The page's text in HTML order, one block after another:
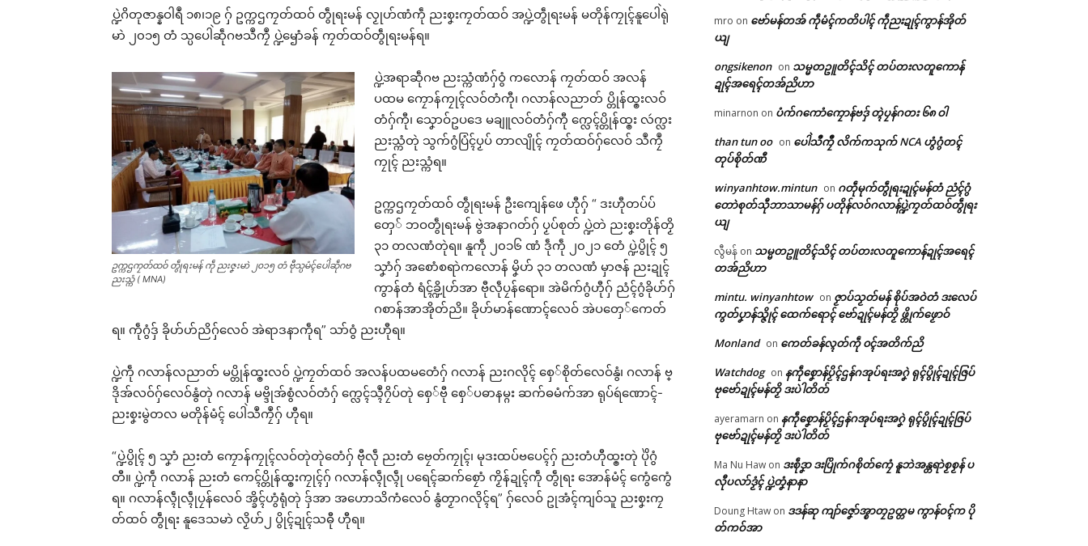
ဌာန်ပရိုၚ်ဗၠးၜးမန်
ပရိုၚ်လက္ကရဴအိုတ်
ညးဒါန်လိက်
ပ္ဍဲဂိတုဇာန္နဝါရဳ ၁၈၊၁၉ ဂှ် ဥက္ကဌကၠတ်ထဝ် တွဵုရးမန် လၟုဟ်ဏံကဵု ညးစၞးကၠတ်ထဝ် အပ္ဍဲတွဵုရးမန် မတိုန်ကၠုၚ်နူပေါဲရုဲ
မာဲ ၂၀၁၅ တံ သ္ပပေါဲဆဵုဂဗသဳကၠဳ ပ္ဍဲၝောံခန် ကၠတ်ထဝ်တွဵုရးမန်ရ။
ဥက္ကဌကၠတ်ထဝ် တွဵုရးမန် ကဵု ညးဇၞးမာဲ ၂၀၁၅ တံ ဗီုသ္ပမံၚ်ပေါဲဆဵုဂဗ
ညးသ္ကံ ( MNA)
ပ္ဍဲအရာဆဵုဂဗ ညးသ္ကံဏံဂှ်ဝွံ ကလောန် ကၠတ်ထဝ် အလန်
ပထမ ကၠောန်ကၠုၚ်လဝ်တံကီု၊ ဂလာန်လညာတ် ပ္တိုန်ထ္ၜးလဝ်
တံဂှ်ကီု၊ သၞောဝ်ဥပဒေ မချူလဝ်တံဂှ်ကီု က္လေၚ်ပ္တိုန်ထ္ၜး လဴက္လး
ညးသ္ကံတုဲ သွက်ဂွံပြံၚ်ပၟပ် တာလျိုၚ် ကၠတ်ထဝ်ဂှ်လေဝ် သဳကၠဳ
ကၠုၚ် ညးသ္ကံရ။
ဥက္ကဌကၠတ်ထဝ် တွဵုရးမန် ဦးကျေန်ဖေ ဟီုဂှ် “ ဒးဟီုတပ်ပ်
တှေ် ဘဝတွဵုရးမန် ဗွဲအနာဂတ်ဂှ် ပၟပ်စုတ် ပ္ဍဲတဲ ညးစၞးတိုန်တၟိ
၃၁ တလဏံတုဲရ။ နူကဵု ၂၀၁၆ ဏံ ဒဵုကဵု ၂၀၂၁ တေံ ပ္ဍဲပွိုၚ် ၅
သၞာံဂှ် အစောံစရာဲကလောန် မၞိဟ် ၃၁ တလဏံ မှာဇန် ညးဍုၚ်
ကွာန်တံ ရံၚ်ခ္ဍိုဟ်အာ ဗီုလဵုပၠန်ရော။ အဲမိက်ဂွံဟီုဂှ် ညံၚ်ဂွံခိုဟ်ဂှ်
ဂစာန်အာအိုတ်ညိ။ ခိုဟ်မာန်ဏောၚ်လေဝ် အဲပတှေ်ကေတ်
ရ။ ကဵုဂွံဒှ် ခိုဟ်ဟ်ညိဂှ်လေဝ် အဲရာဒနာကဵုရ” သာ်ဝွံ ညးဟီုရ။
ပ္ဍဲကဵု ဂလာန်လညာတ် မပ္တိုန်ထ္ၜးလဝ် ပ္ဍဲကၠတ်ထဝ် အလန်ပထမတေံဂှ် ဂလာန် ညးဂလိုၚ် စှေ်စိုတ်လေဝ်နွံ၊ ဂလာန် ဗ္
ဒိုအ်လဝ်ဂှ်လေဝ်နွံတုဲ ဂလာန် မဗ္ဒိုအ်စွံလဝ်တံဂှ် က္လေၚ်သ္ၚဳဂၠိပ်တုဲ စှေ်ဗီု စှေ်ပဓာနမ္ဂး ဆက်ဓမံက်အာ ရုပ်ရဴဏောၚ်-
ညးစၞးမွဲတလ မတိုန်မံၚ် ပေါဲသဳကၠဳဂှ် ဟီုရ။
“ပ္ဍဲပွိုၚ် ၅ သၞာံ ညးတံ ကၠောန်ကၠုၚ်လဝ်တုဲတုဲတေံဂှ် ဗီုလဵု ညးတံ ဗၠေတ်ကၠုၚ်၊ မုဒးထပ်ဗပေၚ်ဂှ် ညးတံဟီုထ္ၜးတုဲ ပိုဲဂွံ
တီ။ ပ္ဍဲကဵု ဂလာန် ညးတံ ကေၚ်ပ္တိုန်ထ္ၜးကၠုၚ်ဂှ် ဂလာန်လ္ၚဵုလ္ၚဵု ပရေၚ်ဆက်စၠောံ ကၟိန်ဍုၚ်ကဵု တွဵုရး အောန်မံၚ် ကွေံကွေံ
ရ။ ဂလာန်လ္ၚဵုလ္ၚဵုပၠန်လေဝ် အ္ခိၚ်ဟွံရုံတုဲ ဒှ်အာ အဟောသိကံလေဝ် နွံတၟာဂလိုၚ်ရ” ဂှ်လေဝ် ဥုအံၚ်ကျဝ်သူ ညးစၞးကၠ
တ်ထဝ် တွဵုရး နူဒေသမာဲ လၟိဟ်၂ ပွိုၚ်ဍုၚ်သဓီု ဟီုရ။
mro on ဗော်မန်တအ် ကဵုမံၚ်ကတိပါၚ် ကဵုညးဍုၚ်ကွာန်အိုတ်
ယျ
ongsikenon on သမ္မတဥူတိၚ်သိၚ် တပ်တးလတူကောန်
ဍုၚ်အရေၚ်တအ်ညိဟာ
minarnon on ပံက်ဂကောံကၠောန်ဗဒှ် တ္ၚဲပၠန်ဂတး ၆၈ ဝါ
than tun oo on ပေါဲသဳကၠဳ လိက်ကသုက် NCA ဟွံဂွံတၚ်
တုပ်စိုတ်ဏီ
winyanhtow.mintun on ဂတဵုမုက်တွဵုရးဍုၚ်မန်တံ ညံၚ်ဂွံ
တောဲစုတ်သီုဘာသာမန်ဂှ် ပတိုန်လဝ်ဂလာန်ပ္ဍဲကၠတ်ထဝ်တွဵုရး
ယျ
လွီမန် on သမ္မတဥူတိၚ်သိၚ် တပ်တးလတူကောန်ဍုၚ်အရေၚ်
တအ်ညိဟာ
mintu. winyanhtow on ဇၟာပ်သၟတ်မန် စိုပ်အဝဲတံ ဒးလေပ်
ကွတ်ပၞာန်သ္ဇိုၚ် ထေက်ရောၚ် ဗော်ဍုၚ်မန်တၟိ ဖ္တိုက်ဖၟောဝ်
Monland on ကေတ်ခန်လ္ၚတ်ကဵု ၀ၚ်အတိက်ညိ
Watchdog on နကဵုစၞောန်ပၟိၚ်ဌန်ဂအုပ်ရးအဂၞဲ ရုၚ်ပွိုၚ်ဍုၚ်ဇြပ်
ဗုဗော်ဍုၚ်မန်တၟိ ဒးပဲါတိတ်
ayeramarn on နကဵုစၞောန်ပၟိၚ်ဌန်ဂအုပ်ရးအဂၞဲ ရုၚ်ပွိုၚ်ဍုၚ်ဇြပ်
ဗုဗော်ဍုၚ်မန်တၟိ ဒးပဲါတိတ်
Ma Nu Haw on ဒးစဵုဒၞာ ဒးပြိုက်ဂစိုတ်ကၠေံ နူဘဲအန္တရာဲစၟစၟန် ပ
လီုပလာ်ဒၟံၚ် ပ္ဍဲတၞံနာနာ
Doung Htaw on ဒဒန်ဆု ကျာ်ဇၞော်အ္စာတၠဥတ္တမ ကွာန်ဝၚ်က ပို
တ်ကဝ်အာ